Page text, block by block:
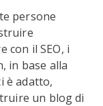
persone
con il SEO, i
in base alla
è adatto,
un blog di